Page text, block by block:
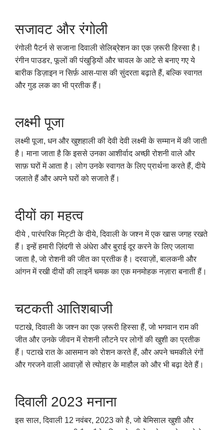
सजावट और रंगोली
रंगोली पैटर्न से सजाना दिवाली सेलिब्रेशन का एक ज़रूरी हिस्सा है।
रंगीन पाउडर, फूलों की पंखुड़ियों और चावल के आटे से बनाए गए ये
बारीक डिज़ाइन न सिर्फ़ आस-पास की सुंदरता बढ़ाते हैं, बल्कि स्वागत
और गुड लक का भी प्रतीक हैं।
लक्ष्मी पूजा
लक्ष्मी पूजा, धन और खुशहाली की देवी देवी लक्ष्मी के सम्मान में की जाती
है। माना जाता है कि इससे उनका आशीर्वाद अच्छी रोशनी वाले और
साफ़ घरों में आता है। लोग उनके स्वागत के लिए प्रार्थना करते हैं, दीये
जलाते हैं और अपने घरों को सजाते हैं।
दीयों का महत्व
दीये , पारंपरिक मिट्टी के दीये, दिवाली के जश्न में एक खास जगह रखते
हैं। इन्हें हमारी ज़िंदगी से अंधेरा और बुराई दूर करने के लिए जलाया
जाता है, जो रोशनी की जीत का प्रतीक है। दरवाज़ों, बालकनी और
आंगन में रखी दीयों की लाइनें चमक का एक मनमोहक नज़ारा बनाती हैं।
चटकती आतिशबाजी
पटाखे, दिवाली के जश्न का एक ज़रूरी हिस्सा हैं, जो भगवान राम की
जीत और उनके जीवन में रोशनी लौटने पर लोगों की खुशी का प्रतीक
हैं। पटाखे रात के आसमान को रोशन करते हैं, और अपने चमकीले रंगों
और गरजने वाली आवाज़ों से त्योहार के माहौल को और भी बढ़ा देते हैं।
दिवाली 2023 मनाना
इस साल, दिवाली 12 नवंबर, 2023 को है, जो बेमिसाल खुशी और